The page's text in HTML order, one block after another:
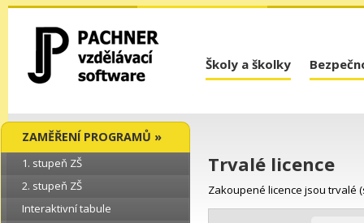
Školy a školky
Trvalé licence
Zakoupené licence jsou trvalé
ZAMĚŘENÍ PROGRAMŮ »
1. stupeň ZŠ
2. stupeň ZŠ
Interaktivní tabule